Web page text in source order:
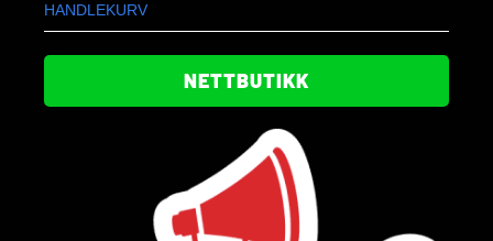
HANDLEKURV
NETTBUTIKK